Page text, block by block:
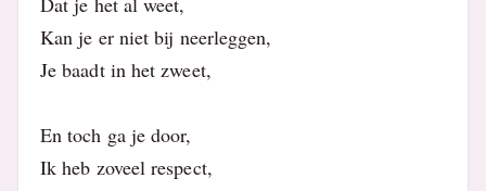
Kan je er niet bij neerleggen,
Je baadt in het zweet,
En toch ga je door,
Ik heb zoveel respect,